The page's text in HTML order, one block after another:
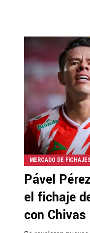
MERCADO DE
Pável
el fichaje
con Chivas